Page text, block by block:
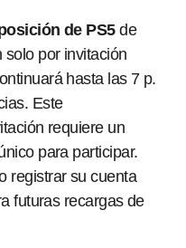
de PS5de
por invitación
hasta las 7 p.
Este
requiere un
para participar.
registrar su cuenta
futuras recargas de